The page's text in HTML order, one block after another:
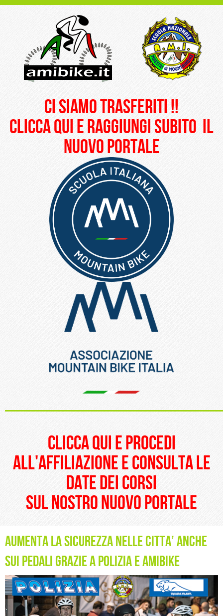
ci siamo trasferiti !!
clicca qui e raggiungi subito il
nuovo portale
clicca qui e procedi
all'affiliazione e consulta le
date dei corsi
sul nostro nuovo portale
AUMENTA LA SICUREZZA NELLE CITTA’ ANCHE
SUI PEDALI GRAZIE A POLIZIA e AMIBIKE